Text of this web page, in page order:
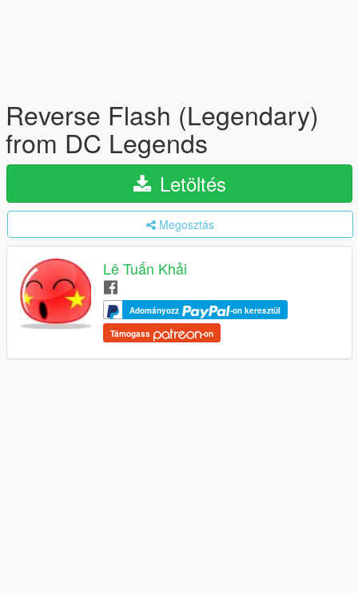
Reverse Flash (Legendary)
from DC Legends
Letöltés
Megosztás
Lê Tuấn Khải
Adományozz -on keresztül
Támogass -on